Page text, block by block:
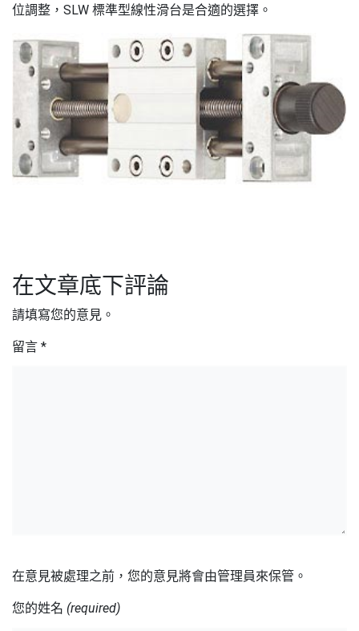
位調整，SLW 標準型線性滑台是合適的選擇。
在文章底下評論
請填寫您的意見。
留言 *
在意見被處理之前，您的意見將會由管理員來保管。
您的姓名 (required)